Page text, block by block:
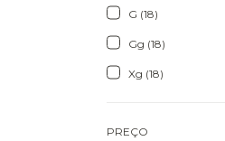
G (18)
Gg (18)
Xg (18)
PREÇO